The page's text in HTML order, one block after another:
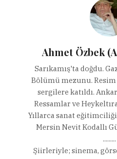
Ahmet Özbek
Sarıkamış'ta doğdu.
Bölümü mezunu.
sergilere katıldı.
Ressamlar ve
Yıllarca sanat
Mersin Nevit Kodallı
.........
Şiirleriyle; sinema,